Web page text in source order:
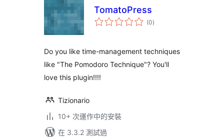
TomatoPress
(0總
評)
Do you like time-management techniques
like "The Pomodoro Technique"? You'll
love this plugin!!!!
Tizionario
10+ 次運作中的安裝
在 3.3.2 測試過